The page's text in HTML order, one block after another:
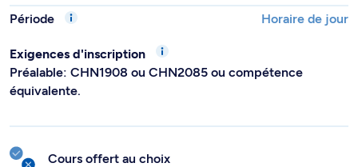
Période
Horaire de jour
Exigences d'inscription
Préalable: CHN1908 ou CHN2085 ou compétence
équivalente.
Cours offert au choix